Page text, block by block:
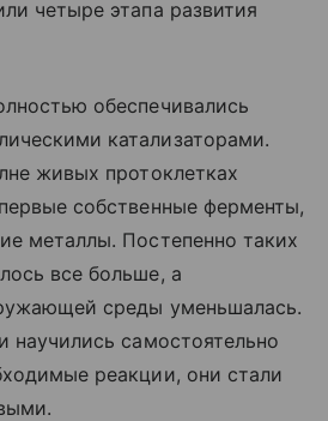
четыре этапа развития
обеспечивались
катализаторами.
живых протоклетках
собственные ферменты,
металлы. Постепенно таких
все больше, а
среды уменьшалась.
научились самостоятельно
реакции, они стали